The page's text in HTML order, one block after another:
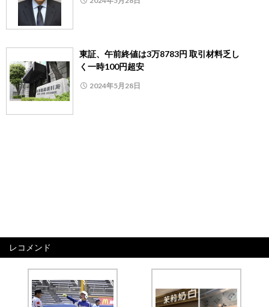
東証、午前終値は3万8783円 取引材料乏し
く一時100円超安
2024年5月28日
レコメンド